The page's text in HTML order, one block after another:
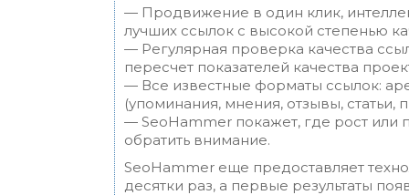
— Продвижение в один клик,
лучших ссылок с высокой степенью
— Регулярная проверка качества
пересчет показателей качества
— Все известные форматы ссылок:
(упоминания, мнения, отзывы, статьи,
— SeoHammer покажет, где рост или
обратить внимание.
SeoHammer еще предоставляет
десятки раз, а первые результаты